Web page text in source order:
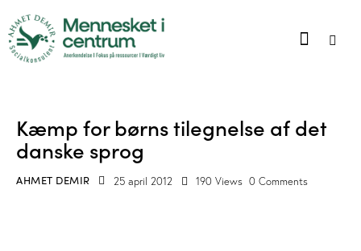
Kæmp for børns tilegnelse af det
danske sprog
AHMET DEMIR 25 april 2012 190 Views 0 Comments